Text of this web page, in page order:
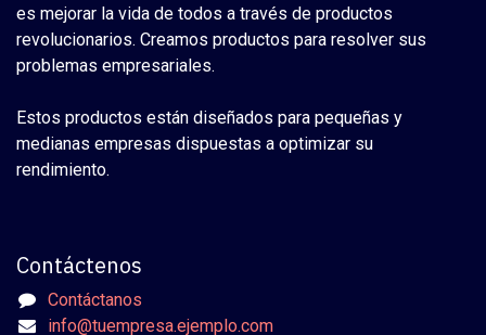
es mejorar la vida de todos a través de productos
revolucionarios. Creamos productos para resolver sus
problemas empresariales.
Estos productos están diseñados para pequeñas y
medianas empresas dispuestas a optimizar su
rendimiento.
Contáctenos
Contáctanos
info@tuempresa.ejemplo.com